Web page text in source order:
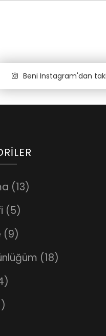
Beni Instagram'dan
(13)
(5)
(9)
(18)